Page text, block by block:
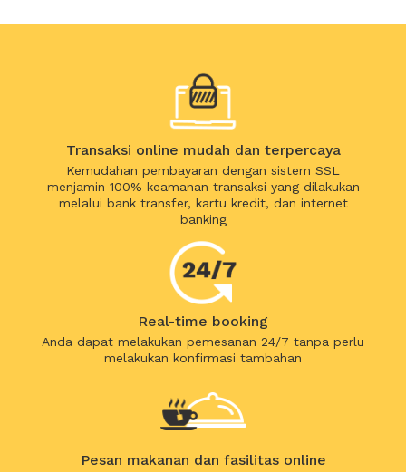
Transaksi online mudah dan terpercaya
Kemudahan pembayaran dengan sistem SSL
menjamin 100% keamanan transaksi yang dilakukan
melalui bank transfer, kartu kredit, dan internet
banking
Real-time booking
Anda dapat melakukan pemesanan 24/7 tanpa perlu
melakukan konfirmasi tambahan
Pesan makanan dan fasilitas online